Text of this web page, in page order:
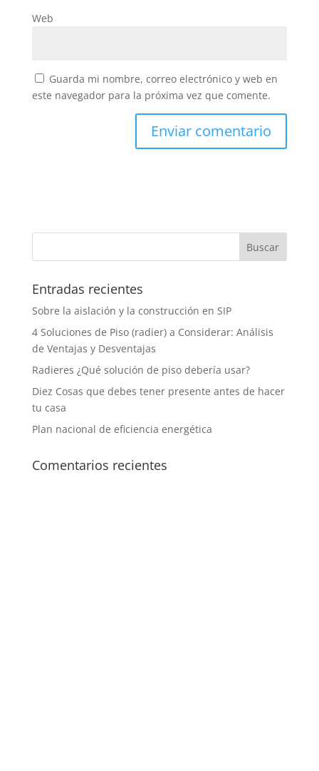
Web
Guarda mi nombre, correo electrónico y web en
este navegador para la próxima vez que comente.
Entradas recientes
Sobre la aislación y la construcción en SIP
4 Soluciones de Piso (radier) a Considerar: Análisis
de Ventajas y Desventajas
Radieres ¿Qué solución de piso debería usar?
Diez Cosas que debes tener presente antes de hacer
tu casa
Plan nacional de eficiencia energética
Comentarios recientes